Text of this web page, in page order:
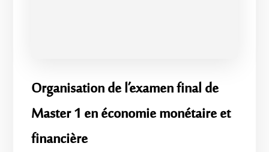
Organisation de l’examen final de
Master 1 en économie monétaire et
financière